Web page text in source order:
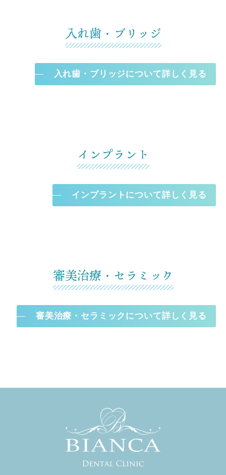
入れ歯・ブリッジ
入れ歯・ブリッジについて詳しく見る
インプラント
インプラントについて詳しく見る
審美治療・セラミック
審美治療・セラミックについて詳しく見る